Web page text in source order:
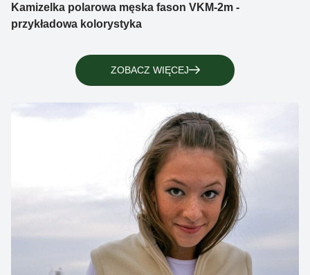
Kamizelka polarowa męska fason VKM-2m -
przykładowa kolorystyka
ZOBACZ WIĘCEJ